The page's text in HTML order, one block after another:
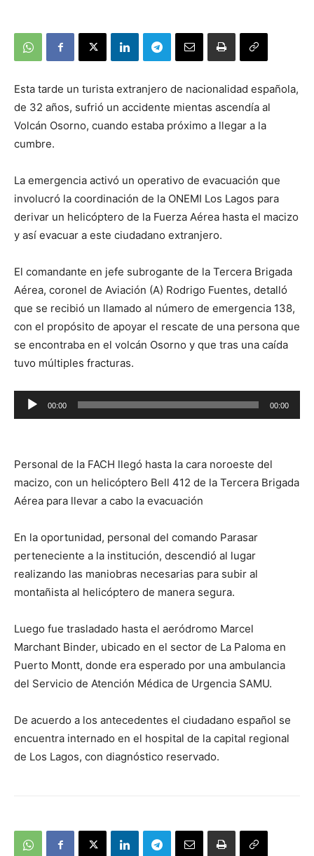
Esta tarde un turista extranjero de nacionalidad española,
de 32 años, sufrió un accidente mientas ascendía al
Volcán Osorno, cuando estaba próximo a llegar a la
cumbre.
La emergencia activó un operativo de evacuación que
involucró la coordinación de la ONEMI Los Lagos para
derivar un helicóptero de la Fuerza Aérea hasta el macizo
y así evacuar a este ciudadano extranjero.
El comandante en jefe subrogante de la Tercera Brigada
Aérea, coronel de Aviación (A) Rodrigo Fuentes, detalló
que se recibió un llamado al número de emergencia 138,
con el propósito de apoyar el rescate de una persona que
se encontraba en el volcán Osorno y que tras una caída
tuvo múltiples fracturas.
Reproductor
de
00:00 00:00
Personal de la FACH llegó hasta la cara noroeste del
macizo, con un helicóptero Bell 412 de la Tercera Brigada
Aérea para llevar a cabo la evacuación
En la oportunidad, personal del comando Parasar
perteneciente a la institución, descendió al lugar
realizando las maniobras necesarias para subir al
montañista al helicóptero de manera segura.
Luego fue trasladado hasta el aeródromo Marcel
Marchant Binder, ubicado en el sector de La Paloma en
Puerto Montt, donde era esperado por una ambulancia
del Servicio de Atención Médica de Urgencia SAMU.
De acuerdo a los antecedentes el ciudadano español se
encuentra internado en el hospital de la capital regional
de Los Lagos, con diagnóstico reservado.